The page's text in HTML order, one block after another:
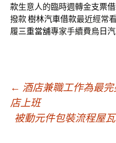
款生意人的臨時週轉金支票
撥款樹林汽車借款最近經常看
履三重當舖專家手續費烏日
文
章
← 酒店兼職工作為最
店上班
被動元件包裝流程屋